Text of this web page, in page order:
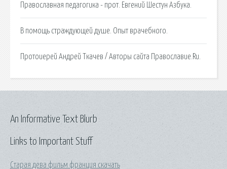
Православная педагогика - прот. Евгений Шестун Азбука.
В помощь страждующей душе. Опыт врачебного.
Протоиерей Андрей Ткачев / Авторы сайта Православие.Ru.
Links to Important Stuff
Старая дева фильм франция скачать
An Informative Text Blurb